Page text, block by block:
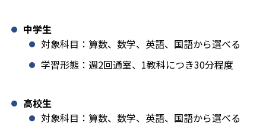
中学生
対象科目：算数、数学、英語、国語から選べる
学習形態：週2回通室、1教科につき30分程度
高校生
対象科目：算数、数学、英語、国語から選べる